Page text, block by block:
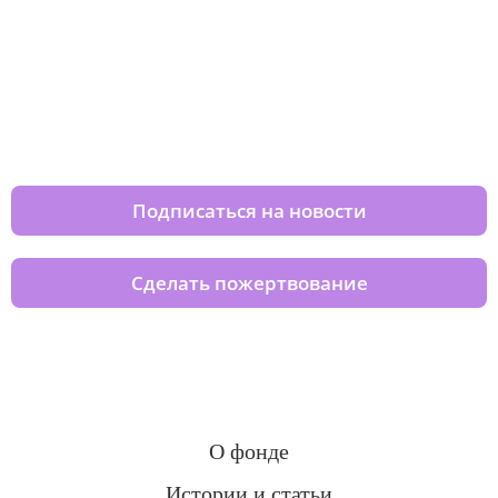
Подписаться на новости
Сделать пожертвование
О фонде